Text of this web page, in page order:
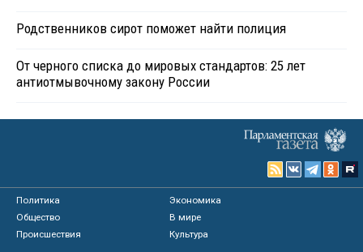
Родственников сирот поможет найти полиция
От черного списка до мировых стандартов: 25 лет
антиотмывочному закону России
Политика
Экономика
Общество
В мире
Происшествия
Культура